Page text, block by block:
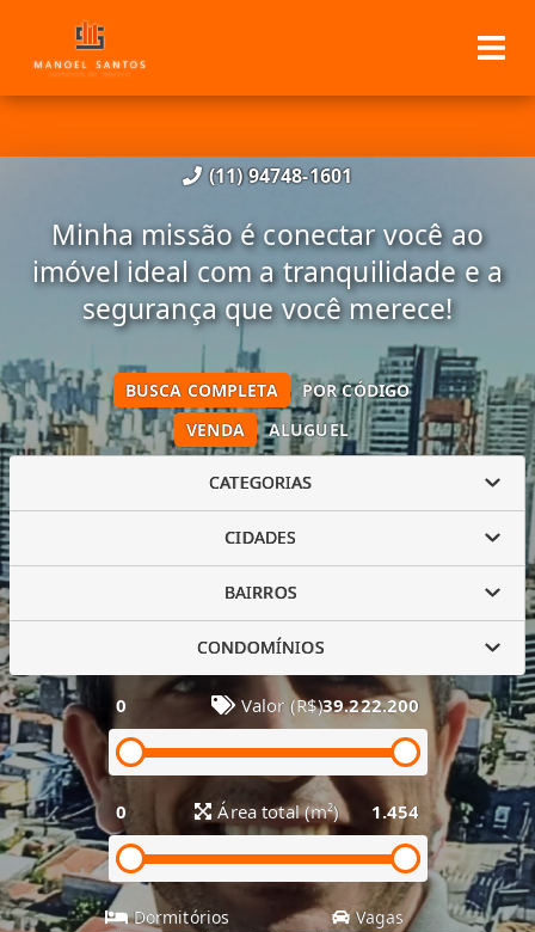
(11) 94748-1601
Minha missão é conectar você ao
imóvel ideal com a tranquilidade e a
segurança que você merece!
VENDA ALUGUEL
BUSCA COMPLETA POR CÓDIGO
CATEGORIAS
CIDADES
BAIRROS
CONDOMÍNIOS
0 Valor (R$)39.222.200
0 Área total (m²) 1.454
Dormitórios Vagas